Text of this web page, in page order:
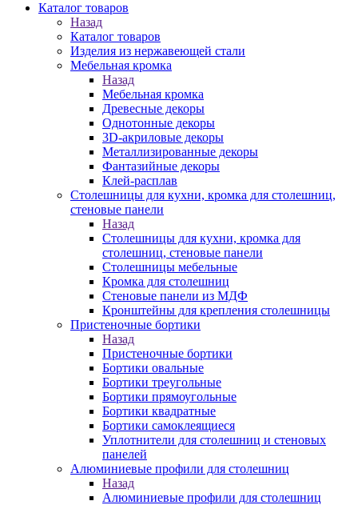
Каталог товаров
Назад
Каталог товаров
Изделия из нержавеющей стали
Мебельная кромка
Назад
Мебельная кромка
Древесные декоры
Однотонные декоры
3D-акриловые декоры
Металлизированные декоры
Фантазийные декоры
Клей-расплав
Столешницы для кухни, кромка для столешниц,
стеновые панели
Назад
Столешницы для кухни, кромка для
столешниц, стеновые панели
Столешницы мебельные
Кромка для столешниц
Стеновые панели из МДФ
Кронштейны для крепления столешницы
Пристеночные бортики
Назад
Пристеночные бортики
Бортики овальные
Бортики треугольные
Бортики прямоугольные
Бортики квадратные
Бортики самоклеящиеся
Уплотнители для столешниц и стеновых
панелей
Алюминиевые профили для столешниц
Назад
Алюминиевые профили для столешниц